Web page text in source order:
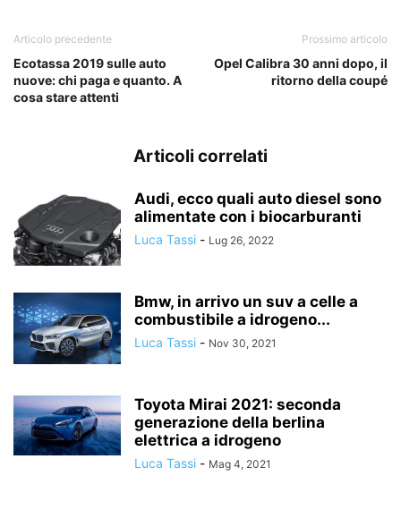
Articolo precedente
Ecotassa 2019 sulle auto
nuove: chi paga e quanto. A
cosa stare attenti
Prossimo articolo
Opel Calibra 30 anni dopo, il
ritorno della coupé
Articoli correlati
Audi, ecco quali auto diesel sono
alimentate con i biocarburanti
Luca Tassi - Lug 26, 2022
Bmw, in arrivo un suv a celle a
combustibile a idrogeno...
Luca Tassi - Nov 30, 2021
Toyota Mirai 2021: seconda
generazione della berlina
elettrica a idrogeno
Luca Tassi - Mag 4, 2021